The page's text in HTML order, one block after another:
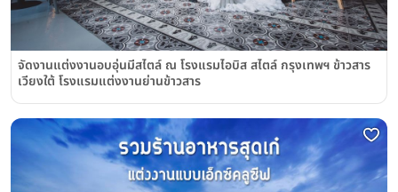
จัดงานแต่งงานอบอุ่นมีสไตล์ ณ โรงแรมไอบิส สไตล์ กรุงเทพฯ ข้าวสาร
เวียงใต้ โรงแรมแต่งงานย่านข้าวสาร